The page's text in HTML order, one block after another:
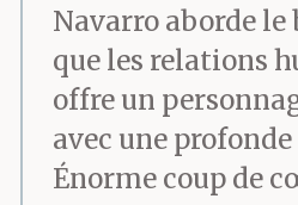
Navarro aborde
que les relations
offre un
avec une
Énorme coup de